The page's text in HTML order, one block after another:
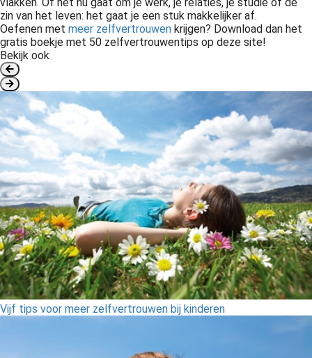
zin van het leven: het gaat je een stuk makkelijker af.
Oefenen met meer zelfvertrouwen krijgen? Download dan het
gratis boekje met 50 zelfvertrouwentips op deze site!
Bekijk ook
Vijf tips voor meer zelfvertrouwen bij kinderen